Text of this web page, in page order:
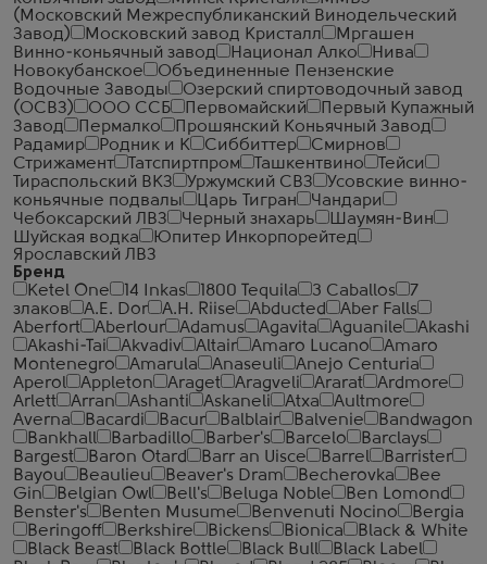
(Московский Межреспубликанский Винодельческий
Завод)
Московский завод Кристалл
Мргашен
Винно-коньячный завод
Национал Алко
Нива
Новокубанское
Объединенные Пензенские
Водочные Заводы
Озерский спиртоводочный завод
(ОСВЗ)
ООО ССБ Первомайский
Первый Купажный
Завод
Пермалко
Прошянский Коньячный Завод
Радамир
Родник и К Сиббиттер
Смирнов
Стрижамент
Татспиртпром Ташкентвино
Тейси
Тираспольский ВКЗ
Уржумский СВЗ
Усовские винно-
коньячные подвалы
Царь Тигран
Чандари
Чебоксарский ЛВЗ
Черный знахарь
Шаумян-Вин
Шуйская водка
Юпитер Инкорпорейтед
Ярославский ЛВЗ
Бренд
Ketel One
14 Inkas 1800 Tequila 3 Caballos
7
злаков
A.E. Dor A.H. Riise Abducted
Aber Falls
Aberfort
Aberlour Adamus Agavita Aguanile
Akashi
Akashi-Tai
Akvadiv Altair Amaro Lucano
Amaro
Montenegro
Amarula Anaseuli
Anejo Centuria
Aperol
Appleton Araget Aragveli Ararat
Ardmore
Arlett
Arran Ashanti Askaneli Atxa
Aultmore
Averna
Bacardi Bacur Balblair Balvenie
Bandwagon
Bankhall
Barbadillo Barber's Barcelo
Barclays
Bargest
Baron Otard Barr an Uisce Barrel
Barrister
Bayou
Beaulieu Beaver's Dram Becherovka
Bee
Gin
Belgian Owl Bell's Beluga Noble
Ben Lomond
Benster's
Benten Musume Benvenuti Nocino
Bergia
Beringoff
Berkshire Bickens Bionica
Black & White
Black Beast
Black Bottle Black Bull
Black Label